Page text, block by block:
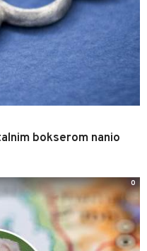
bokserom nanio
0